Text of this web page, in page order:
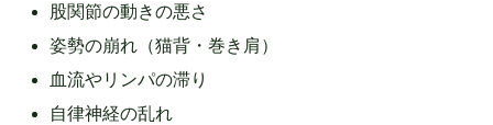
股関節の動きの悪さ
姿勢の崩れ（猫背・巻き肩）
血流やリンパの滞り
自律神経の乱れ